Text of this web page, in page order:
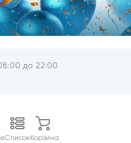
до 22:00
СписокКорзина